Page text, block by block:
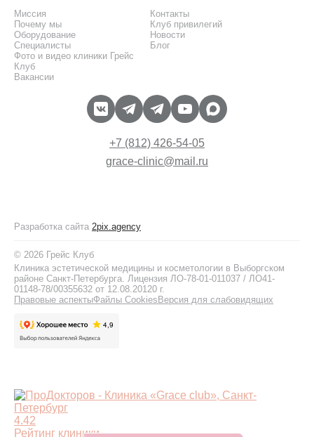
Миссия
Почему мы
Оборудование
Специалисты
Фото и видео клиники Грейс
Клуб
Вакансии
Контакты
Клуб привилегий
Новости
Блог
+7 (812) 426-54-05
grace-clinic@mail.ru
Разработка сайта 2pix.agency
© 2026 Грейс Клуб
Клиника эстетической медицины и косметологии в Выборгском
районе Санкт-Петербурга. Лицензия ЛО-78-01-011037 / ЛО41-
01148-78/00355632 от 12.08.20120 г.
Правовые аспектыФайлы Cookies Версия для слабовидящих
4.42
Рейтинг клиники